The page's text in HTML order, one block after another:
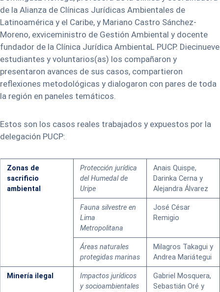
de la Alianza de Clínicas Jurídicas Ambientales de
Latinoamérica y el Caribe, y Mariano Castro Sánchez-
Moreno, exviceministro de Gestión Ambiental y docente
fundador de la Clínica Jurídica AmbientaL PUCP. Diecinueve
estudiantes y voluntarios(as) los compañaron y
presentaron avances de sus casos, compartieron
reflexiones metodológicas y dialogaron con pares de toda
la región en paneles temáticos.
Estos son los casos reales trabajados y expuestos por la
delegación PUCP:
Zonas de
sacrificio
ambiental
Protección jurídica
del Humedal de
Uripe
Anais Quispe,
Darinka Cerna y
Alejandra Álvarez
Fauna silvestre en
Lima
Metropolitana
José César
Remigio
Áreas naturales
protegidas marinas
Milagros Takagui y
Andrea Mariátegui
Minería ilegal
Impactos jurídicos
y socioambientales
Gabriel Mosquera,
Sebastián Oré y